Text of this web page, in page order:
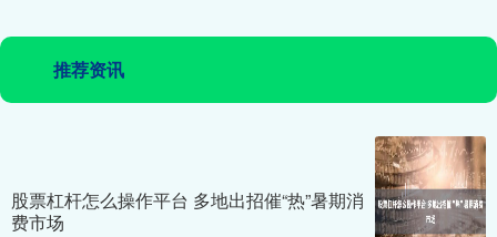
推荐资讯
股票杠杆怎么操作平台 多地出招催“热”暑期消
费市场